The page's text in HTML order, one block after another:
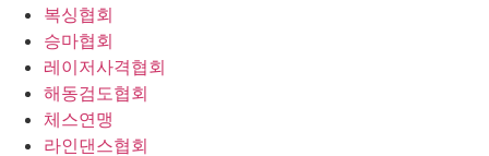
복싱협회
승마협회
레이저사격협회
해동검도협회
체스연맹
라인댄스협회